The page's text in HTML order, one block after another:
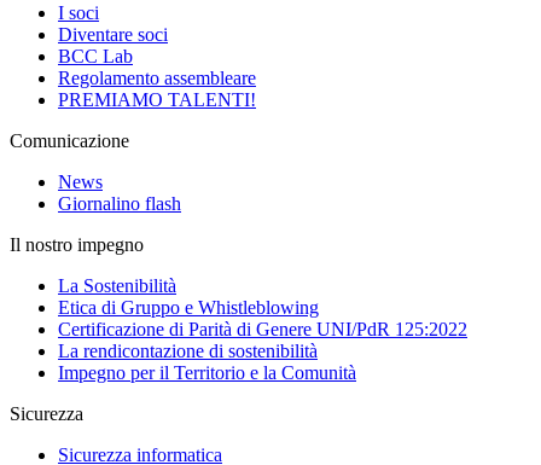
I soci
Diventare soci
BCC Lab
Regolamento assembleare
PREMIAMO TALENTI!
Comunicazione
News
Giornalino flash
Il nostro impegno
La Sostenibilità
Etica di Gruppo e Whistleblowing
Certificazione di Parità di Genere UNI/PdR 125:2022
La rendicontazione di sostenibilità
Impegno per il Territorio e la Comunità
Sicurezza
Sicurezza informatica